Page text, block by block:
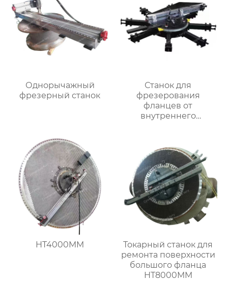
Однорычажный
фрезерный станок
Станок для
фрезерования
фланцев от
внутреннего
HT4000MM
Токарный станок для
ремонта поверхности
большого фланца
HT8000MM